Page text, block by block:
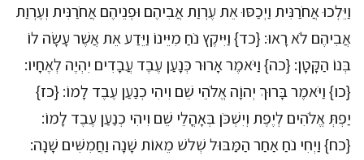
וַיֵּלְכוּ אֲחֹרַנִּית וַיְכַסּוּ אֵת עֶרְוַת אֲבִיהֶם וּפְנֵיהֶם אֲחֹרַנִּית וְעֶרְוַת
אֲבִיהֶם לֹא רָאוּ: {כד} וַיִּיקֶץ נֹחַ מִיֵּינוֹ וַיֵּדַע אֵת אֲשֶׁר עָשָׂה לוֹ
בְּנוֹ הַקָּטָן: {כה} וַיֹּאמֶר אָרוּר כְּנָעַן עֶבֶד עֲבָדִים יִהְיֶה לְאֶחָיו:
{כו} וַיֹּאמֶר בָּרוּךְ יְהוָֹה אֱלֹהֵי שֵׁם וִיהִי כְנַעַן עֶבֶד לָמוֹ: {כז}
יַפְתְּ אֱלֹהִים לְיֶפֶת וְיִשְׁכֹּן בְּאָהֳלֵי שֵׁם וִיהִי כְנַעַן עֶבֶד לָמוֹ:
{כח} וַיְחִי נֹחַ אַחַר הַמַּבּוּל שְׁלשׁ מֵאוֹת שָׁנָה וַחֲמִשִּׁים שָׁנָה: